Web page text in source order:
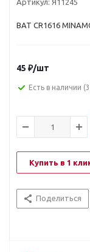
Артикул: Я11245
BAT CR1616
45 ₽/шт
Есть в наличии
Купить в 1
Поделиться